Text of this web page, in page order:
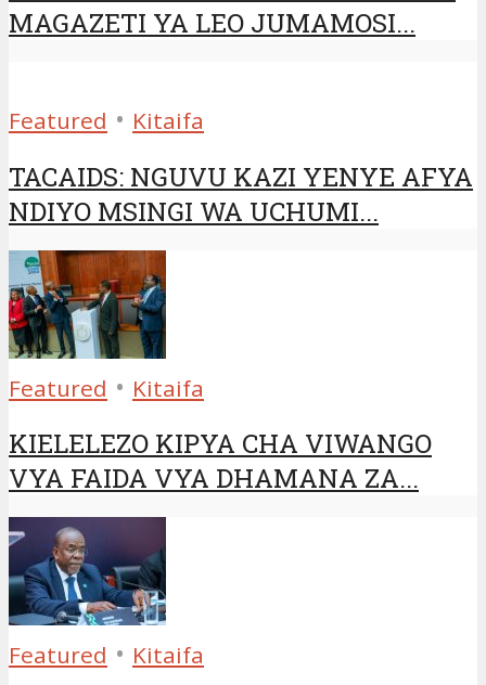
MAGAZETI YA LEO JUMAMOSI...
Featured • Kitaifa
TACAIDS: NGUVU KAZI YENYE AFYA
NDIYO MSINGI WA UCHUMI...
Featured • Kitaifa
KIELELEZO KIPYA CHA VIWANGO
VYA FAIDA VYA DHAMANA ZA...
Featured • Kitaifa